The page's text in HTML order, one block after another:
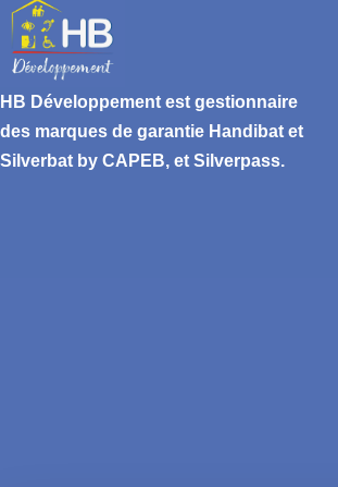
HB Développement est gestionnaire
des marques de garantie Handibat et
Silverbat by CAPEB, et Silverpass.